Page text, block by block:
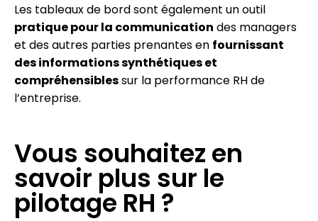
Les tableaux de bord sont également un outil
pratique pour la communication des managers
et des autres parties prenantes en fournissant
des informations synthétiques et
compréhensiblessur la performance RH de
l’entreprise.
Vous souhaitez en
savoir plus sur le
pilotage RH ?